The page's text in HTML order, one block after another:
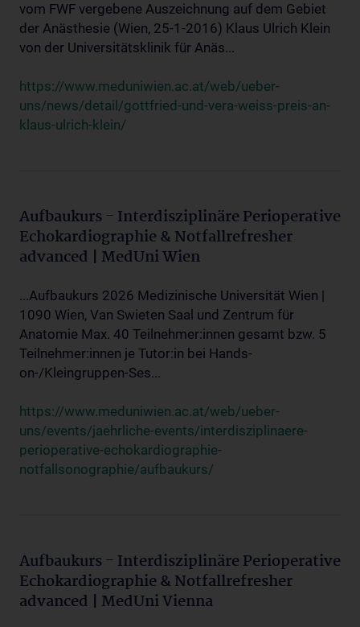
vom FWF vergebene Auszeichnung auf dem Gebiet
der Anästhesie (Wien, 25-1-2016) Klaus Ulrich Klein
von der Universitätsklinik für Anäs...
https://www.meduniwien.ac.at/web/ueber-
uns/news/detail/gottfried-und-vera-weiss-preis-an-
klaus-ulrich-klein/
Aufbaukurs - Interdisziplinäre Perioperative
Echokardiographie & Notfallrefresher
advanced | MedUni Wien
...Aufbaukurs 2026 Medizinische Universität Wien |
1090 Wien, Van Swieten Saal und Zentrum für
Anatomie Max. 40 Teilnehmer:innen gesamt bzw. 5
Teilnehmer:innen je Tutor:in bei Hands-
on-/Kleingruppen-Ses...
https://www.meduniwien.ac.at/web/ueber-
uns/events/jaehrliche-events/interdisziplinaere-
perioperative-echokardiographie-
notfallsonographie/aufbaukurs/
Aufbaukurs - Interdisziplinäre Perioperative
Echokardiographie & Notfallrefresher
advanced | MedUni Vienna